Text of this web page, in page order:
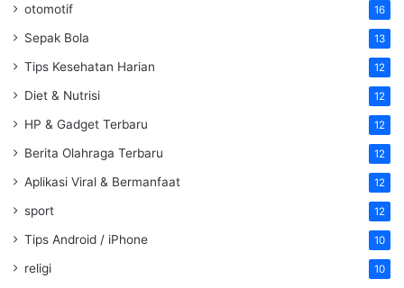
otomotif 16
Sepak Bola 13
Tips Kesehatan Harian 12
Diet & Nutrisi 12
HP & Gadget Terbaru 12
Berita Olahraga Terbaru 12
Aplikasi Viral & Bermanfaat 12
sport 12
Tips Android / iPhone 10
religi 10